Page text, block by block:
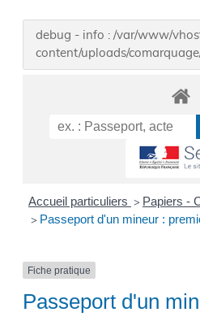
debug - info : /var/www/
content/uploads/
Accueil particuliers > Papiers -
> Passeport d'un mineur :
Fiche pratique
Passeport d'un